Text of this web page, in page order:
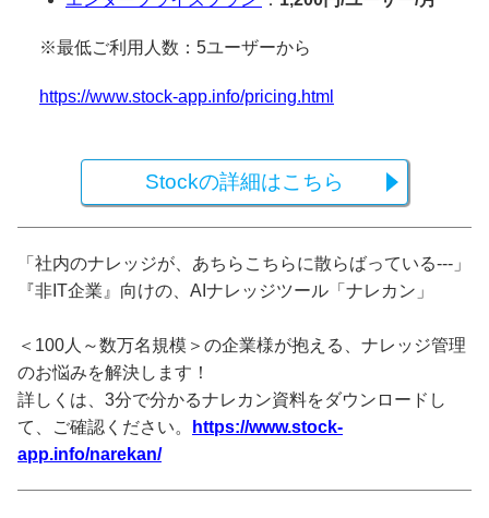
※最低ご利用人数：5ユーザーから
https://www.stock-app.info/pricing.html
Stockの詳細はこちら
「社内のナレッジが、あちらこちらに散らばっている---」
『非IT企業』向けの、AIナレッジツール「ナレカン」
＜100人～数万名規模＞の企業様が抱える、ナレッジ管理
のお悩みを解決します！
詳しくは、3分で分かるナレカン資料をダウンロードし
て、ご確認ください。
https://www.stock-
app.info/narekan/